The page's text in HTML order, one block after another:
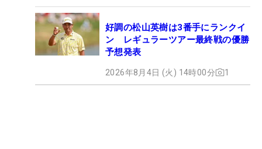
好調の松山英樹は3番手にランクイ
ン レギュラーツアー最終戦の優勝
予想発表
2026年8月4日 (火) 14時00分 1